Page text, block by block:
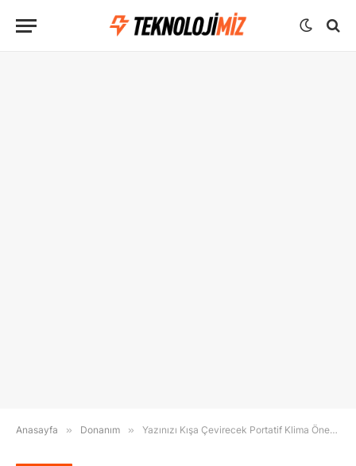
Anasayfa » Donanım » Yazınızı Kışa Çevirecek Portatif Klima Önerileri